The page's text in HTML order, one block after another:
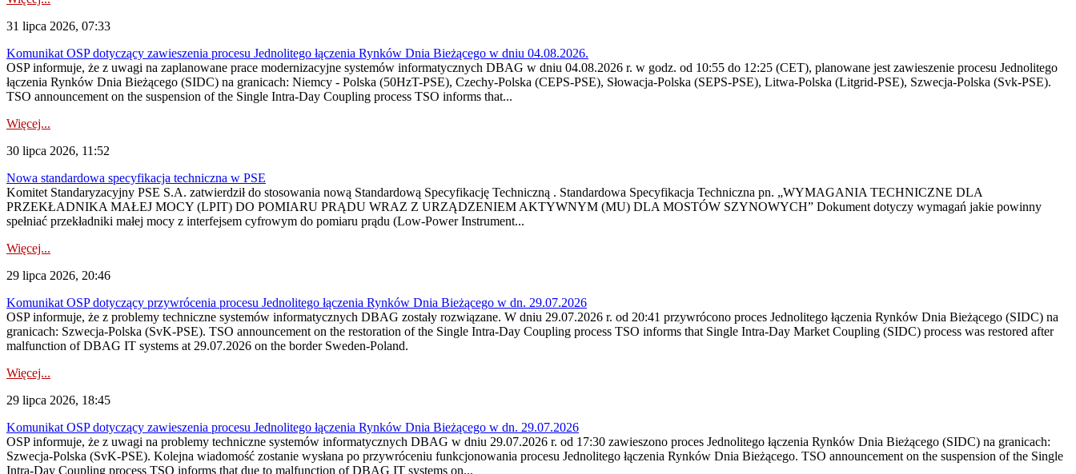
31 lipca 2026, 07:33
Komunikat OSP dotyczący zawieszenia procesu Jednolitego łączenia Rynków Dnia Bieżącego w dniu 04.08.2026.
OSP informuje, że z uwagi na zaplanowane prace modernizacyjne systemów informatycznych DBAG w dniu 04.08.2026 r. w godz. od 10:55 do 12:25 (CET), planowane jest zawieszenie procesu Jednolitego
łączenia Rynków Dnia Bieżącego (SIDC) na granicach: Niemcy - Polska (50HzT-PSE), Czechy-Polska (CEPS-PSE), Słowacja-Polska (SEPS-PSE), Litwa-Polska (Litgrid-PSE), Szwecja-Polska (Svk-PSE).
TSO announcement on the suspension of the Single Intra-Day Coupling process TSO informs that...
Więcej...
30 lipca 2026, 11:52
Nowa standardowa specyfikacja techniczna w PSE
Komitet Standaryzacyjny PSE S.A. zatwierdził do stosowania nową Standardową Specyfikację Techniczną . Standardowa Specyfikacja Techniczna pn. „WYMAGANIA TECHNICZNE DLA
PRZEKŁADNIKA MAŁEJ MOCY (LPIT) DO POMIARU PRĄDU WRAZ Z URZĄDZENIEM AKTYWNYM (MU) DLA MOSTÓW SZYNOWYCH” Dokument dotyczy wymagań jakie powinny
spełniać przekładniki małej mocy z interfejsem cyfrowym do pomiaru prądu (Low-Power Instrument...
Więcej...
29 lipca 2026, 20:46
Komunikat OSP dotyczący przywrócenia procesu Jednolitego łączenia Rynków Dnia Bieżącego w dn. 29.07.2026
OSP informuje, że z problemy techniczne systemów informatycznych DBAG zostały rozwiązane. W dniu 29.07.2026 r. od 20:41 przywrócono proces Jednolitego łączenia Rynków Dnia Bieżącego (SIDC) na
granicach: Szwecja-Polska (SvK-PSE). TSO announcement on the restoration of the Single Intra-Day Coupling process TSO informs that Single Intra-Day Market Coupling (SIDC) process was restored after
malfunction of DBAG IT systems at 29.07.2026 on the border Sweden-Poland.
Więcej...
29 lipca 2026, 18:45
Komunikat OSP dotyczący zawieszenia procesu Jednolitego łączenia Rynków Dnia Bieżącego w dn. 29.07.2026
OSP informuje, że z uwagi na problemy techniczne systemów informatycznych DBAG w dniu 29.07.2026 r. od 17:30 zawieszono proces Jednolitego łączenia Rynków Dnia Bieżącego (SIDC) na granicach:
Szwecja-Polska (SvK-PSE). Kolejna wiadomość zostanie wysłana po przywróceniu funkcjonowania procesu Jednolitego łączenia Rynków Dnia Bieżącego. TSO announcement on the suspension of the Single
Intra-Day Coupling process TSO informs that due to malfunction of DBAG IT systems on...